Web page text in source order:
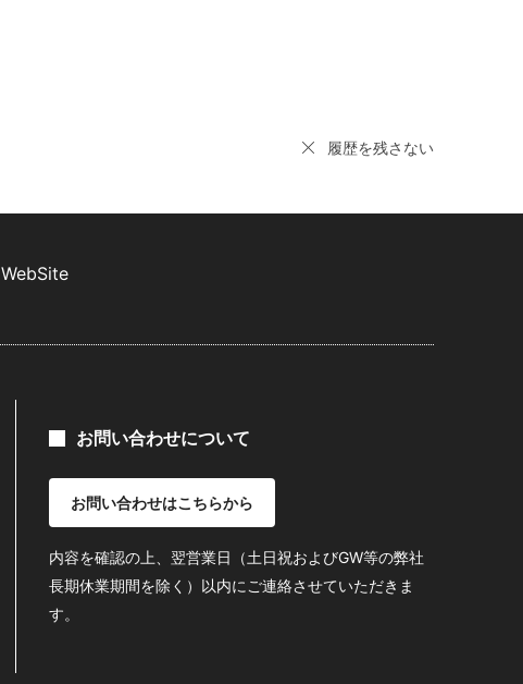
履歴を残さない
WebSite
お問い合わせについて
お問い合わせはこちらから
内容を確認の上、翌営業日（土日祝およびGW等の弊社
長期休業期間を除く）以内にご連絡させていただきま
す。